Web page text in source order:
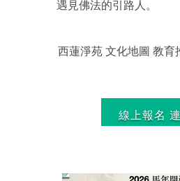
遇見佛法的引路人。
西蓮淨苑 文化地圖 教育
線上報名